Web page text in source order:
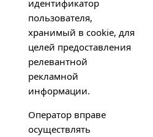
идентификатор
пользователя,
хранимый в cookie, для
целей предоставления
релевантной
рекламной
информации.
Оператор вправе
осуществлять